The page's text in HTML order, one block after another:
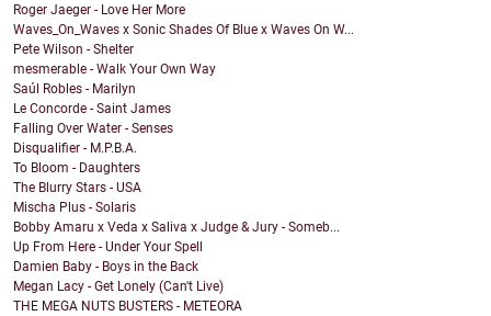
Roger Jaeger - Love Her More
Waves_On_Waves x Sonic Shades Of Blue x Waves On W...
Pete Wilson - Shelter
mesmerable - Walk Your Own Way
Saúl Robles - Marilyn
Le Concorde - Saint James
Falling Over Water - Senses
Disqualifier - M.P.B.A.
To Bloom - Daughters
The Blurry Stars - USA
Mischa Plus - Solaris
Bobby Amaru x Veda x Saliva x Judge & Jury - Someb...
Up From Here - Under Your Spell
Damien Baby - Boys in the Back
Megan Lacy - Get Lonely (Can't Live)
THE MEGA NUTS BUSTERS - METEORA